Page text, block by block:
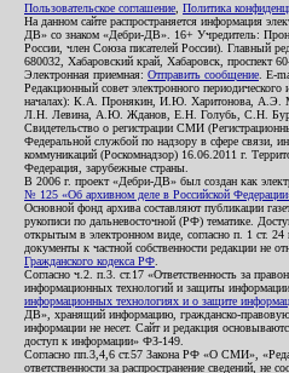
Пользовательское соглашение Политика
На данном сайте распространяется информация
ДВ» со знаком «Дебри-ДВ». 16+ Учредитель:
России, член Союза писателей России). Главный
680032, Хабаровский край, Хабаровск, проспект
Электронная приемная: Отправить сообщение . E-
Редакционный совет электронного
началах): К.А. Пронякин, И.Ю. Харитонова,
Л.Н. Левина, А.Ю. Жданов, Е.Н. Голубь, С.Н.
Свидетельство о регистрации СМИ
Федеральной службой по надзору в сфере связи,
коммуникаций (Роскомнадзор) 16.06.2011 г.
Федерация, зарубежные страны.
В 2006 г. проект «Дебри-ДВ» был создан как
№ 125 «Об архивном деле в Российской
Основной фонд архива составляют публикации
рукописи по дальневосточной (РФ) тематике.
открытым в электронном виде, согласно п. 1 ст.
документы к частной собственности редакции не
Гражданского кодекса РФ
Согласно ч.2. п.3. ст.17 «Ответственность за
информационных технологий и защиты
информационных технологиях и о защите
ДВ», хранящий информацию, гражданско-правовую
информации не несет. Сайт и редакция
доступ к информации» ФЗ-149.
Согласно пп.3,4,6 ст.57 Закона РФ «О СМИ»,
ответственности за распространение сведений, не